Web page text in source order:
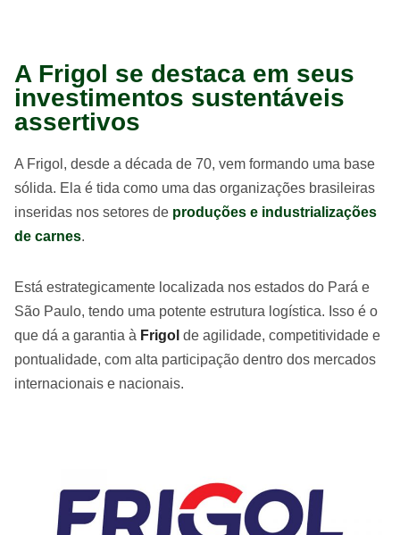
A Frigol se destaca em seus
investimentos sustentáveis
assertivos
A Frigol, desde a década de 70, vem formando uma base
sólida. Ela é tida como uma das organizações brasileiras
inseridas nos setores de produções e industrializações
de carnes.
Está estrategicamente localizada nos estados do Pará e
São Paulo, tendo uma potente estrutura logística. Isso é o
que dá a garantia à Frigol de agilidade, competitividade e
pontualidade, com alta participação dentro dos mercados
internacionais e nacionais.